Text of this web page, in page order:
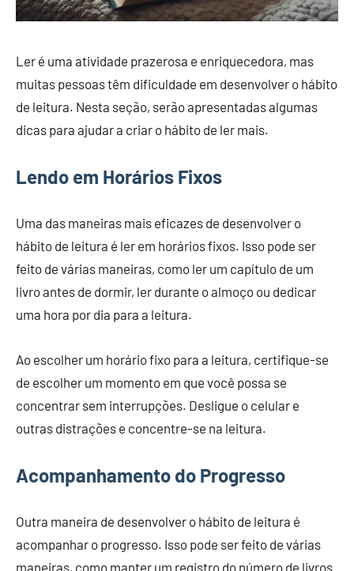
Ler é uma atividade prazerosa e enriquecedora, mas
muitas pessoas têm dificuldade em desenvolver o hábito
de leitura. Nesta seção, serão apresentadas algumas
dicas para ajudar a criar o hábito de ler mais.
Lendo em Horários Fixos
Uma das maneiras mais eficazes de desenvolver o
hábito de leitura é ler em horários fixos. Isso pode ser
feito de várias maneiras, como ler um capítulo de um
livro antes de dormir, ler durante o almoço ou dedicar
uma hora por dia para a leitura.
Ao escolher um horário fixo para a leitura, certifique-se
de escolher um momento em que você possa se
concentrar sem interrupções. Desligue o celular e
outras distrações e concentre-se na leitura.
Acompanhamento do Progresso
Outra maneira de desenvolver o hábito de leitura é
acompanhar o progresso. Isso pode ser feito de várias
maneiras, como manter um registro do número de livros